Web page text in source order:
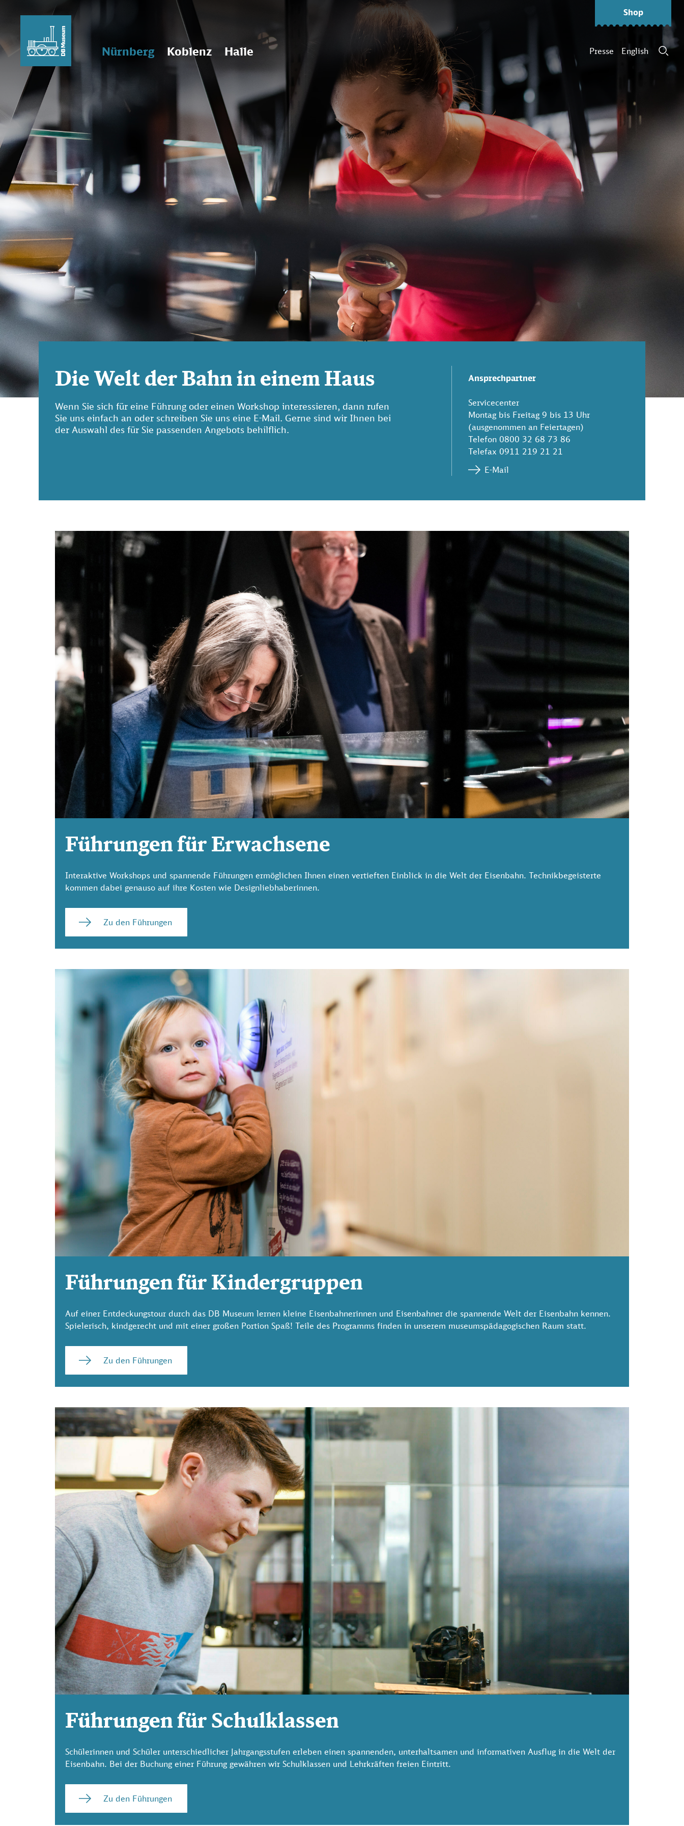
Nürnberg Koblenz Halle Presse English
Shop
Die Welt der Bahn in einem Haus
Wenn Sie sich für eine Führung oder einen Workshop interessieren, dann rufen
Sie uns einfach an oder schreiben Sie uns eine E-Mail. Gerne sind wir Ihnen bei
der Auswahl des für Sie passenden Angebots behilflich.
Ansprechpartner
Servicecenter
Montag bis Freitag 9 bis 13 Uhr
(ausgenommen an Feiertagen)
Telefon 0800 32 68 73 86
Telefax 0911 219 21 21
E-Mail
Führungen für Erwachsene
Interaktive Workshops und spannende Führungen ermöglichen Ihnen einen vertieften Einblick in die Welt der Eisenbahn. Technikbegeisterte
kommen dabei genauso auf ihre Kosten wie Designliebhaberinnen.
Zu den Führungen
Führungen für Kindergruppen
Auf einer Entdeckungstour durch das DB Museum lernen kleine Eisenbahnerinnen und Eisenbahner die spannende Welt der Eisenbahn kennen.
Spielerisch, kindgerecht und mit einer großen Portion Spaß! Teile des Programms finden in unserem museumspädagogischen Raum statt.
Zu den Führungen
Führungen für Schulklassen
Schülerinnen und Schüler unterschiedlicher Jahrgangsstufen erleben einen spannenden, unterhaltsamen und informativen Ausflug in die Welt der
Eisenbahn. Bei der Buchung einer Führung gewähren wir Schulklassen und Lehrkräften freien Eintritt.
Zu den Führungen